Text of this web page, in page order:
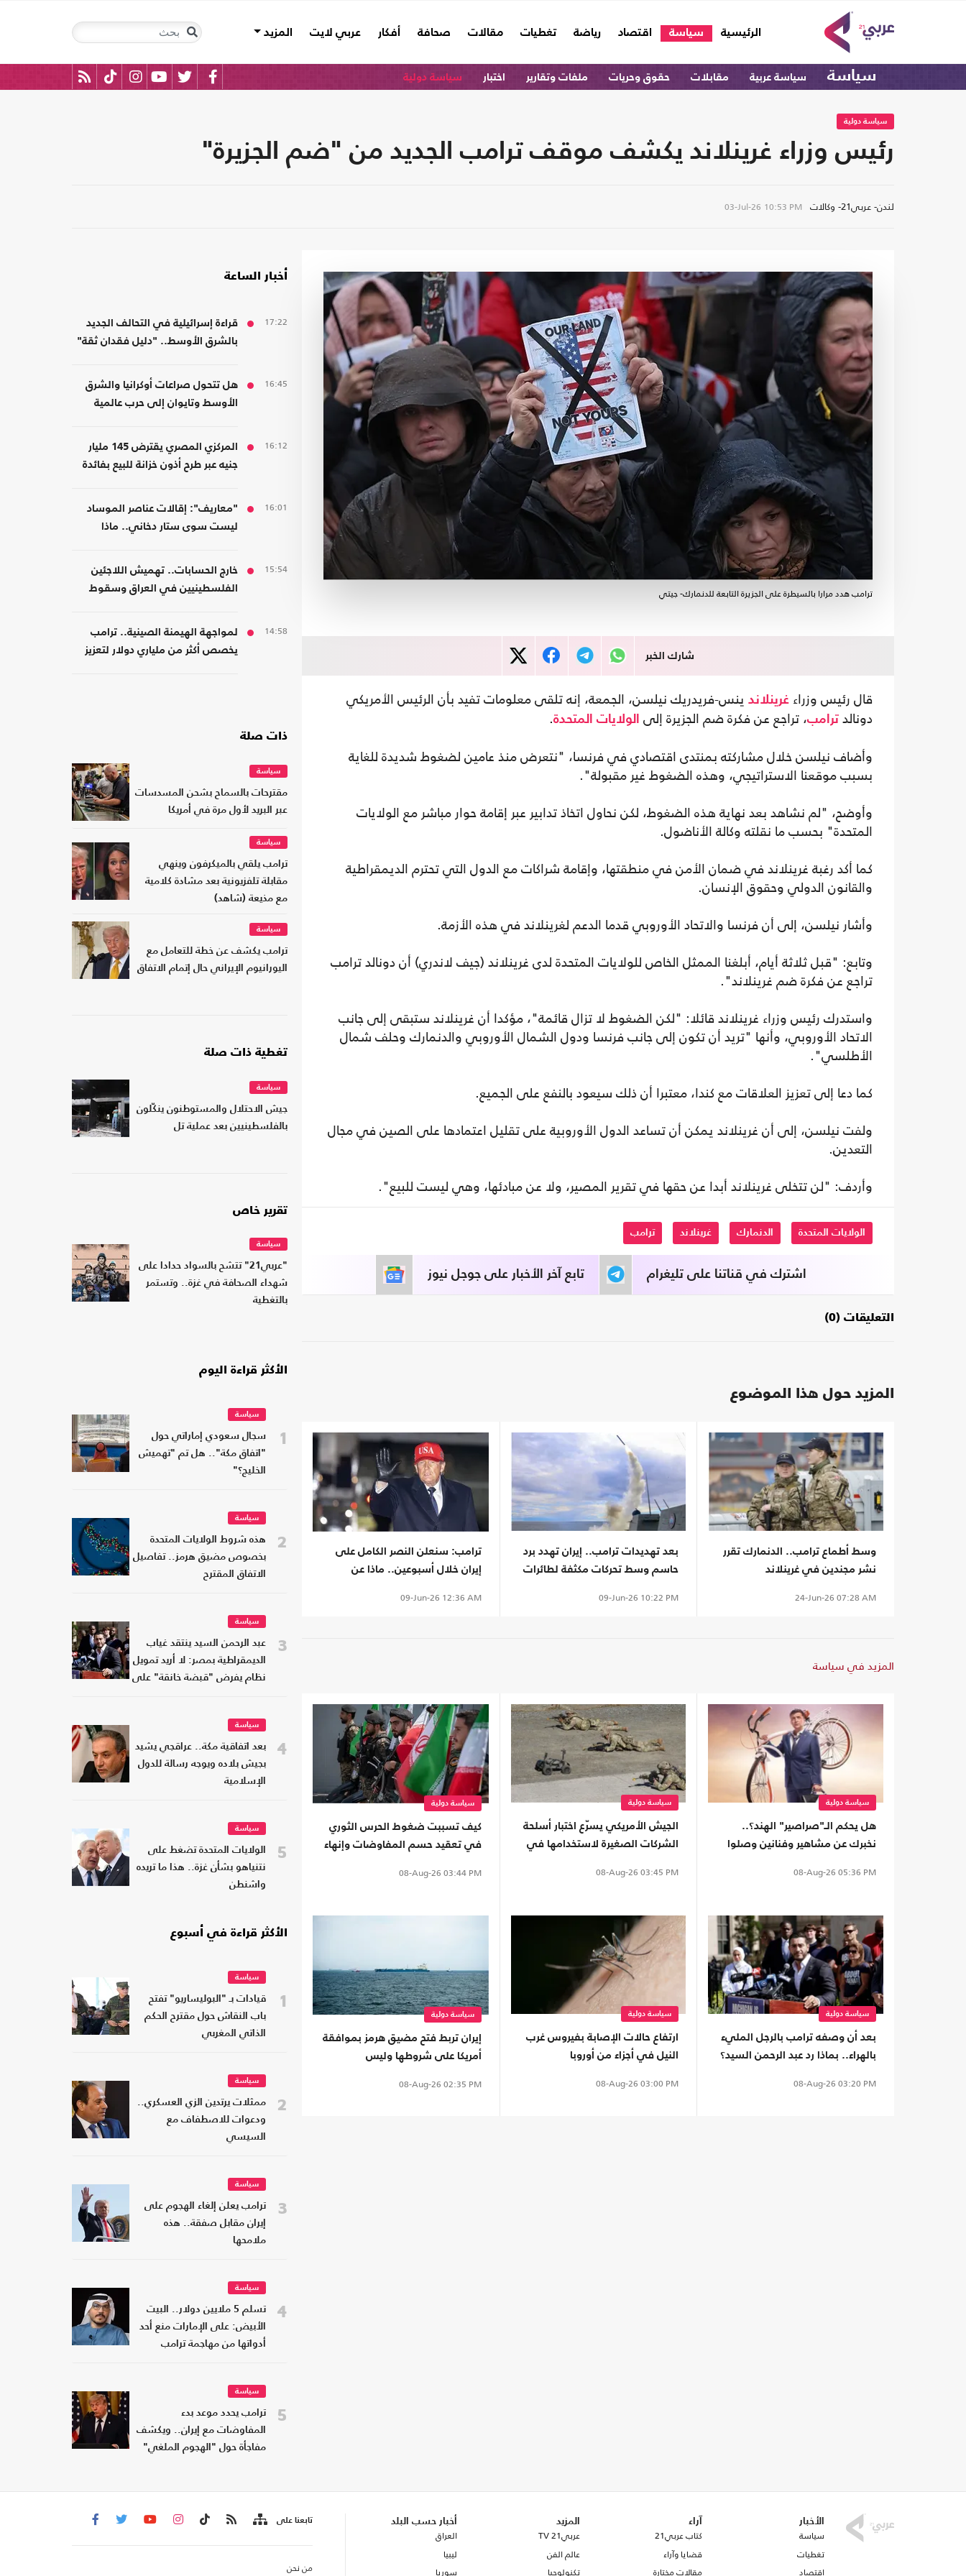
الرئيسية
(current) سياسة اقتصاد رياضة تغطيات مقالات صحافة أفكار عربي لايت المزيد
سياسة سياسة عربية مقابلات حقوق وحريات ملفات وتقارير اختبار سياسة دولية
سياسة دولية
رئيس وزراء غرينلاند يكشف موقف ترامب الجديد من "ضم الجزيرة"
لندن- عربي21- وكالات 03-Jul-26 10:53 PM
ترامب هدد مرارا بالسيطرة على الجزيرة التابعة للدنمارك- جيتي
شارك الخبر
قال رئيس وزراء غرينلاند ينس-فريدريك نيلسن، الجمعة، إنه تلقى معلومات تفيد بأن الرئيس الأمريكي
دونالد ترامب، تراجع عن فكرة ضم الجزيرة إلى الولايات المتحدة.
وأضاف نيلسن خلال مشاركته بمنتدى اقتصادي في فرنسا، "نتعرض منذ عامين لضغوط شديدة للغاية
بسبب موقعنا الاستراتيجي، وهذه الضغوط غير مقبولة".
وأوضح، "لم نشاهد بعد نهاية هذه الضغوط، لكن نحاول اتخاذ تدابير عبر إقامة حوار مباشر مع الولايات
المتحدة" بحسب ما نقلته وكالة الأناضول.
كما أكد رغبة غرينلاند في ضمان الأمن في منطقتها، وإقامة شراكات مع الدول التي تحترم الديمقراطية
والقانون الدولي وحقوق الإنسان.
وأشار نيلسن، إلى أن فرنسا والاتحاد الأوروبي قدما الدعم لغرينلاند في هذه الأزمة.
وتابع: "قبل ثلاثة أيام، أبلغنا الممثل الخاص للولايات المتحدة لدى غرينلاند (جيف لاندري) أن دونالد ترامب
تراجع عن فكرة ضم غرينلاند".
واستدرك رئيس وزراء غرينلاند قائلا: "لكن الضغوط لا تزال قائمة"، مؤكدا أن غرينلاند ستبقى إلى جانب
الاتحاد الأوروبي، وأنها "تريد أن تكون إلى جانب فرنسا ودول الشمال الأوروبي والدنمارك وحلف شمال
الأطلسي".
كما دعا إلى تعزيز العلاقات مع كندا، معتبرا أن ذلك سيعود بالنفع على الجميع.
ولفت نيلسن، إلى أن غرينلاند يمكن أن تساعد الدول الأوروبية على تقليل اعتمادها على الصين في مجال
التعدين.
وأردف: "لن تتخلى غرينلاند أبدا عن حقها في تقرير المصير، ولا عن مبادئها، وهي ليست للبيع".
الولايات المتحدة الدنمارك غرينلاند ترامب
تابع آخر الأخبار على جوجل نيوز اشترك في قناتنا على تليغرام
التعليقات (0)
المزيد حول هذا الموضوع
وسط أطماع ترامب.. الدنمارك تقرر
نشر مجندين في غرينلاند
24-Jun-26 07:28 AM
بعد تهديدات ترامب.. إيران تهدد برد
حاسم وسط تحركات مكثفة لطائرات
09-Jun-26 10:22 PM
ترامب: سنعلن النصر الكامل على
إيران خلال أسبوعين.. ماذا عن
09-Jun-26 12:36 AM
المزيد في سياسة
سياسة دولية
هل يحكم الـ"صراصير" الهند؟..
نخبرك عن مشاهير وفنانين وصلوا
08-Aug-26 05:36 PM
سياسة دولية
الجيش الأمريكي يسرّع اختبار أسلحة
الشركات الصغيرة لاستخدامها في
08-Aug-26 03:45 PM
سياسة دولية
كيف تسببت ضغوط الحرس الثوري
في تعقيد حسم المفاوضات وإنهاء
08-Aug-26 03:44 PM
سياسة دولية
بعد أن وصفه ترامب بالرجل المليء
بالهراء.. بماذا رد عبد الرحمن السيد؟
08-Aug-26 03:20 PM
سياسة دولية
ارتفاع حالات الإصابة بفيروس غرب
النيل في أجزاء من أوروبا
08-Aug-26 03:00 PM
سياسة دولية
إيران تربط فتح مضيق هرمز بموافقة
أمريكا على شروطها وليس
08-Aug-26 02:35 PM
أخبار الساعة
17:22
قراءة إسرائيلية في التحالف الجديد
بالشرق الأوسط.. "دليل فقدان ثقة"
16:45
هل تتحول صراعات أوكرانيا والشرق
الأوسط وتايوان إلى حرب عالمية
16:12
المركزي المصري يقترض 145 مليار
جنيه عبر طرح أذون خزانة للبيع بفائدة
16:01
"معاريف": إقالات عناصر الموساد
ليست سوى ستار دخاني.. ماذا
15:54
خارج الحسابات.. تهميش اللاجئين
الفلسطينيين في العراق وسقوط
14:58
لمواجهة الهيمنة الصينية.. ترامب
يخصص أكثر من ملياري دولار لتعزيز
ذات صلة
سياسة
مقترحات بالسماح بشحن المسدسات
عبر البريد لأول مرة في أمريكا
سياسة
ترامب يلقي بالميكرفون وينهي
مقابلة تلفزيونية بعد مشادة كلامية
مع مذيعة (شاهد)
سياسة
ترامب يكشف عن خطة للتعامل مع
اليورانيوم الإيراني حال إتمام الاتفاق
تغطية ذات صلة
سياسة
جيش الاحتلال والمستوطنون ينكّلون
بالفلسطينيين بعد عملية تل
تقرير خاص
سياسة
"عربي21" تتشح بالسواد حدادا على
شهداء الصحافة في غزة.. وتستمر
بالتغطية
الأكثر قراءة اليوم
1
سياسة
سجال سعودي إماراتي حول
"اتفاق مكة".. هل تم "تهميش
الخليج؟"
2
سياسة
هذه شروط الولايات المتحدة
بخصوص مضيق هرمز.. تفاصيل
الاتفاق المقترح
3
سياسة
عبد الرحمن السيد ينتقد غياب
الديمقراطية بمصر: لا أريد تمويل
نظام يفرض "قبضة خانقة" على
4
سياسة
بعد اتفاقية مكة.. عراقجي يشيد
بجيش بلاده ويوجه رسالة للدول
الإسلامية
5
سياسة
الولايات المتحدة تضغط على
نتنياهو بشأن غزة.. هذا ما تريده
واشنطن
الأكثر قراءة في أسبوع
1
سياسة
قيادات بـ "البوليساريو" تفتح
باب النقاش حول مقترح الحكم
الذاتي المغربي
2
سياسة
ممثلات يرتدين الزي العسكري..
ودعوات للاصطفاف مع
السيسي
3
سياسة
ترامب يعلن إلغاء الهجوم على
إيران مقابل صفقة.. هذه
ملامحها
4
سياسة
تسلم 5 ملايين دولار.. البيت
الأبيض: على الإمارات منع أحد
أدواتها من مهاجمة ترامب
5
سياسة
ترامب يحدد موعد بدء
المفاوضات مع إيران.. ويكشف
مفاجأة حول "الهجوم الملغي"
الأخبار
سياسة
تغطيات
اقتصاد
آراء
كتاب عربي21
قضايا وآراء
مقالات مختارة
المزيد
عربي21 TV
عالم الفن
تكنولوجيا
أخبار حسب البلد
العراق
ليبيا
سوريا
تابعنا على
من نحن